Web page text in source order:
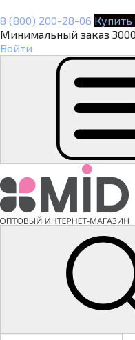
8 (800) 200-28-06
Минимальный заказ
Войти